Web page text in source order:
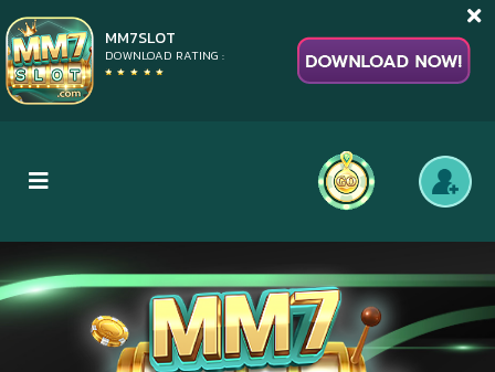
MM7SLOT
DOWNLOAD RATING :